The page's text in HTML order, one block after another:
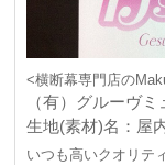
<横断幕専門店の
（有）グルーヴ
生地(素材)名：屋
いつも高いクオリテ